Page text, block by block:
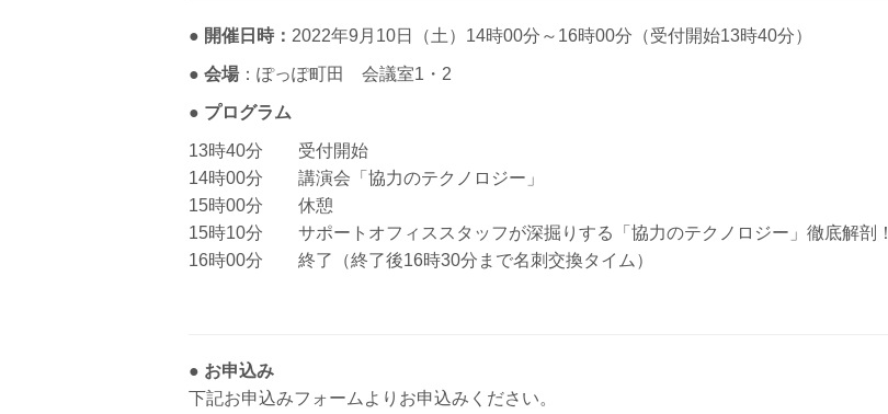
● 開催日時： 2022年9月10日（土）14時00分～16時00分（受付開始13時40分）
● 会場：ぽっぽ町田 会議室1・2
● プログラム
13時40分 受付開始
14時00分 講演会「協力のテクノロジー」
15時00分 休憩
15時10分 サポートオフィススタッフが深掘りする「協力のテクノロジー」徹底解剖！
16時00分 終了（終了後16時30分まで名刺交換タイム）
● お申込み
下記お申込みフォームよりお申込みください。